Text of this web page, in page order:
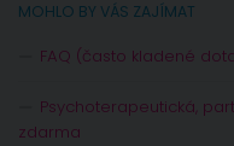
MOHLO BY VÁS ZAJÍMAT
FAQ (často kladené
Psychoterapeutická,
zdarma